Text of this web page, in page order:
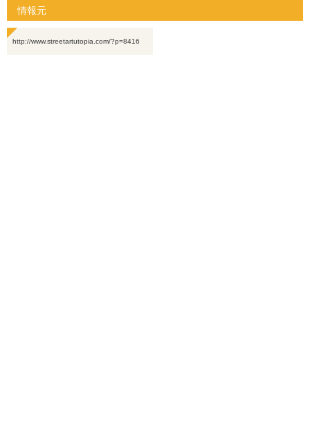
情報元
http://www.streetartutopia.com/?p=8416